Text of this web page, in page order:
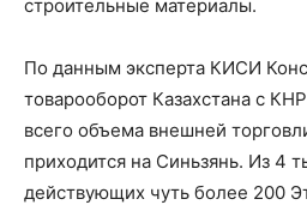
строительные материалы.
По данным эксперта КИСИ
товарооборот Казахстана с
всего объема внешней
приходится на Синьзянь. Из 4
действующих чуть более 200